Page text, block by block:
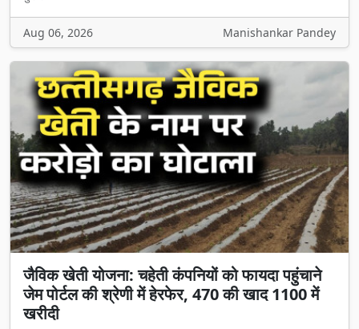
Aug 06, 2026 Manishankar Pandey
जैविक खेती योजना: चहेती कंपनियों को फायदा पहुंचाने
जेम पोर्टल की श्रेणी में हेरफेर, 470 की खाद 1100 में
खरीदी